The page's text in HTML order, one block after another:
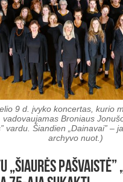
9 d. įvyko koncertas, kurio
vadovaujamas Broniaus
vardu. Šiandien „Dainavai” –
archyvo nuot.)
„Šiaurės pašvaistė”